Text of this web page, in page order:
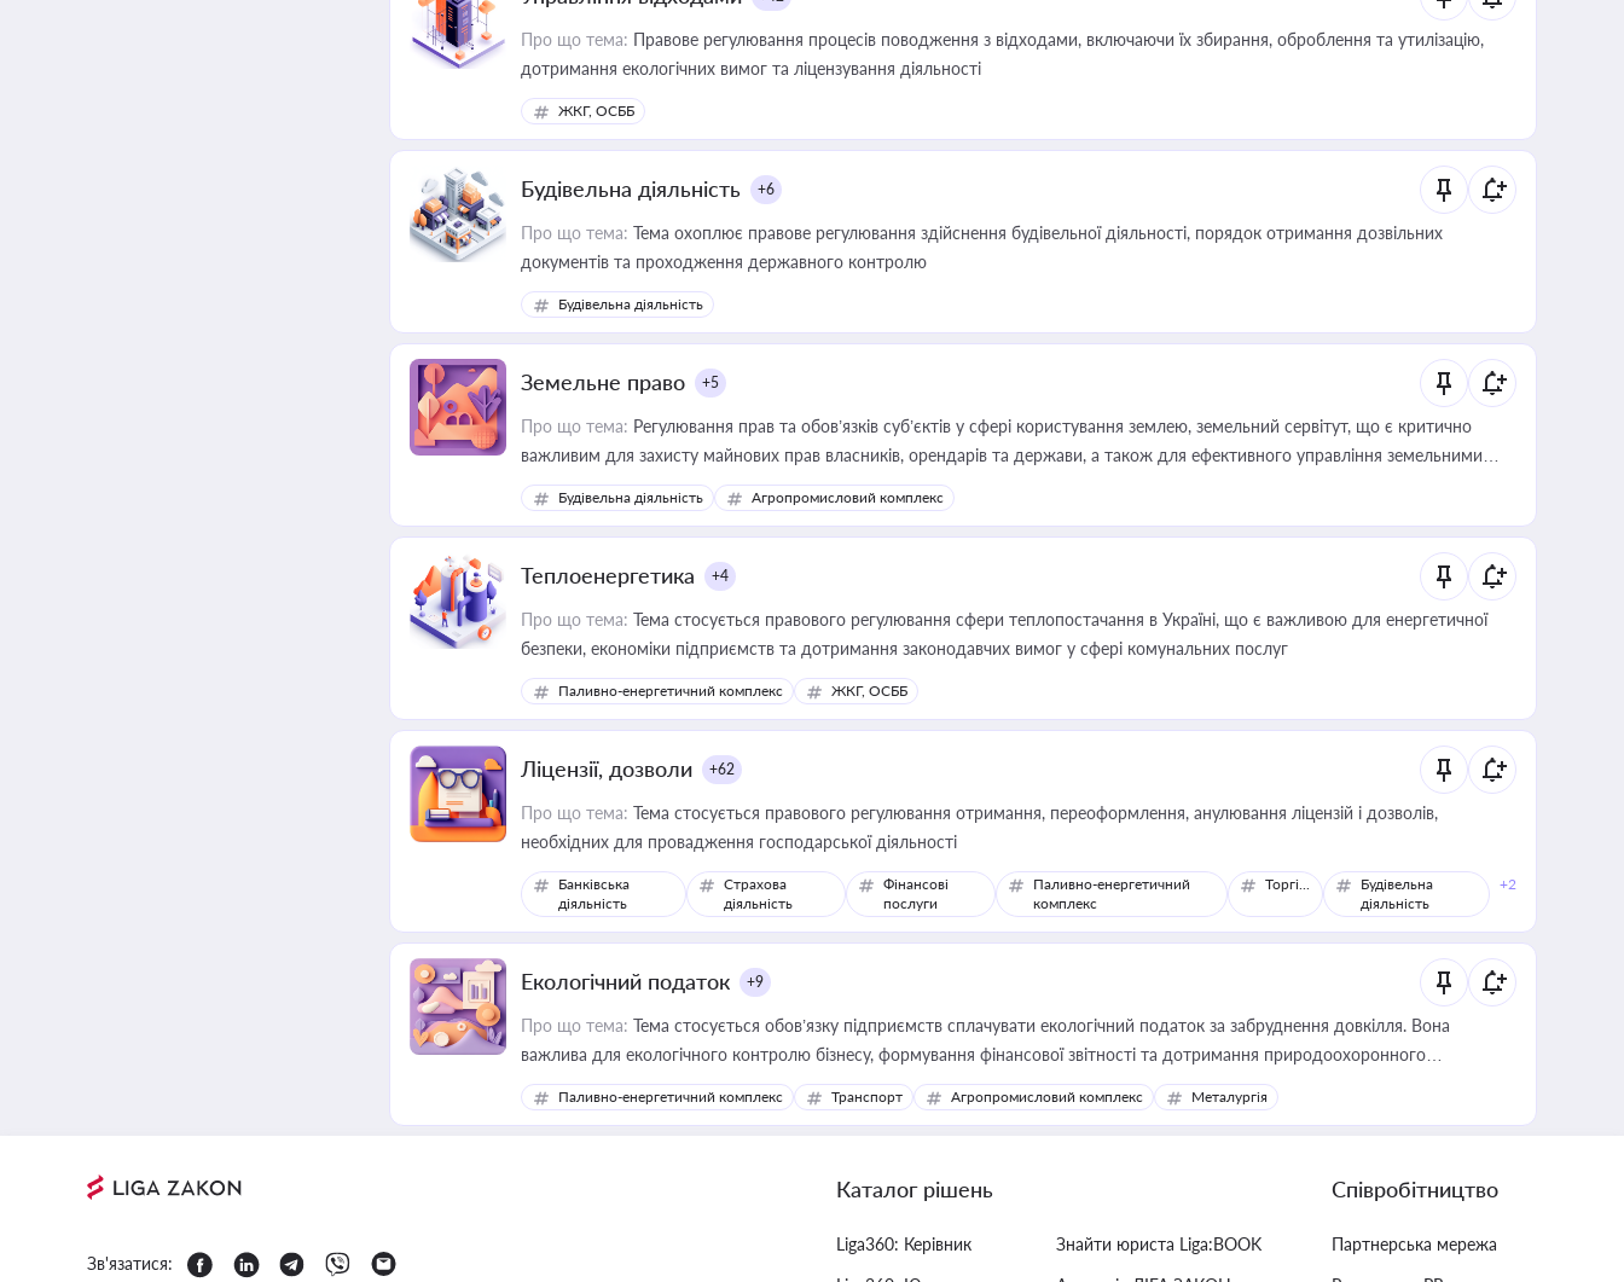
Про що тема: Правове регулювання процесів поводження з відходами, включаючи їх збирання, оброблення та утилізацію,
дотримання екологічних вимог та ліцензування діяльності
ЖКГ, ОСББ
Будівельна діяльність +6
Про що тема: Тема охоплює правове регулювання здійснення будівельної діяльності, порядок отримання дозвільних
документів та проходження державного контролю
Будівельна діяльність
Земельне право +5
Про що тема: Регулювання прав та обов’язків суб’єктів у сфері користування землею, земельний сервітут, що є критично
важливим для захисту майнових прав власників, орендарів та держави, а також для ефективного управління земельними
ресурсами
Будівельна діяльність Агропромисловий комплекс
Теплоенергетика +4
Про що тема: Тема стосується правового регулювання сфери теплопостачання в Україні, що є важливою для енергетичної
безпеки, економіки підприємств та дотримання законодавчих вимог у сфері комунальних послуг
Паливно-енергетичний комплекс ЖКГ, ОСББ
Ліцензії, дозволи +62
Про що тема: Тема стосується правового регулювання отримання, переоформлення, анулювання ліцензій і дозволів,
необхідних для провадження господарської діяльності
Банківська
діяльність
Страхова
діяльність
Фінансові
послуги
Паливно-енергетичний
комплекс
Торгівля
Будівельна
діяльність
+2
Екологічний податок +9
Про що тема: Тема стосується обов’язку підприємств сплачувати екологічний податок за забруднення довкілля. Вона
важлива для екологічного контролю бізнесу, формування фінансової звітності та дотримання природоохоронного
законодавства
Паливно-енергетичний комплекс Транспорт Агропромисловий комплекс Металургія
Зв'язатися:
Каталог рішень
Liga360: Керівник
Знайти юриста Liga:BOOK
Співробітництво
Партнерська мережа